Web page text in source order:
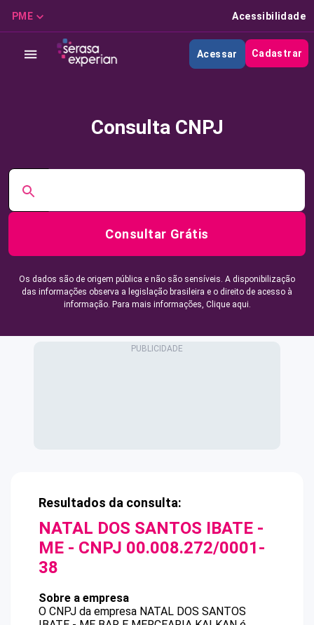
PME Acessibilidade
Acessar Cadastrar
Consulta CNPJ
Consultar Grátis
Os dados são de origem pública e não são sensíveis. A disponibilização
das informações observa a legislação brasileira e o direito de acesso à
informação. Para mais informações, Clique aqui.
Resultados da consulta:
NATAL DOS SANTOS IBATE -
ME - CNPJ 00.008.272/0001-
38
Sobre a empresa
O CNPJ da empresa NATAL DOS SANTOS